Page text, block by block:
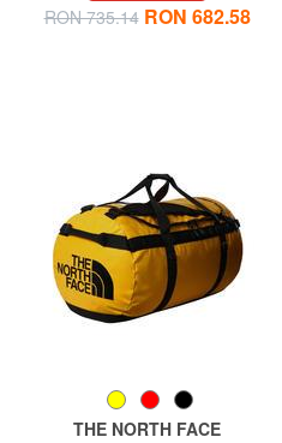
RON 735.14 RON 682.58
THE NORTH FACE